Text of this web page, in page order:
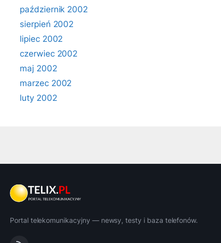
październik 2002
sierpień 2002
lipiec 2002
czerwiec 2002
maj 2002
marzec 2002
luty 2002
Portal telekomunikacyjny — newsy, testy i baza telefonów.